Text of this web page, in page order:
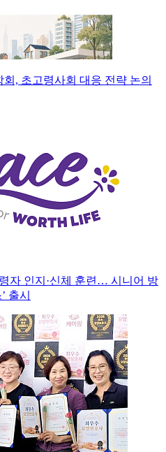
, 초고령사회 대응 전략 논의
자 인지·신체 훈련… 시니어 방
출시